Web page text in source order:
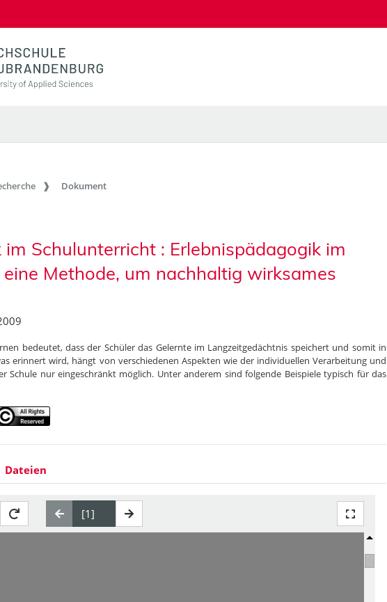
Dokument
Schulunterricht : Erlebnispädagogik im
Methode, um nachhaltig wirksames
bedeutet, dass der Schüler das Gelernte im Langzeitgedächtnis speichert und somit in
erinnert wird, hängt von verschiedenen Aspekten wie der individuellen Verarbeitung und
Schule nur eingeschränkt möglich. Unter anderem sind folgende Beispiele typisch für das
Dateien